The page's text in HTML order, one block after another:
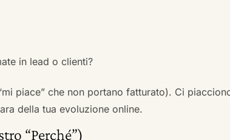
in lead o clienti?
piace” che non portano fatturato). Ci
della tua evoluzione online.
“Perché”)